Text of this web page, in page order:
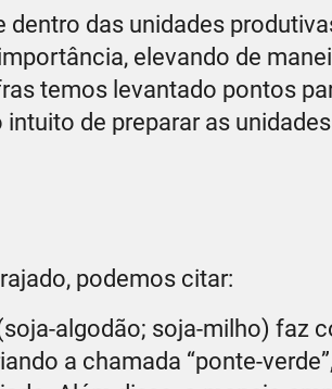
das unidades
elevando de
temos levantado pontos
de preparar as
podemos citar:
algodão; soja-milho) faz
a chamada “ponte-